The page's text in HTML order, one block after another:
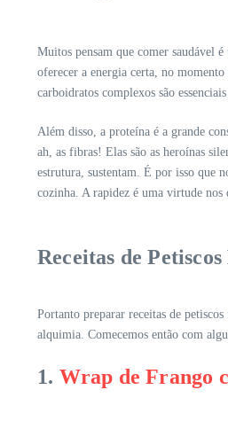
Muitos pensam que comer saudável
oferecer a energia certa, no
carboidratos complexos são
Além disso, a proteína é a grande
ah, as fibras! Elas são as heroínas
estrutura, sustentam. É por isso que
cozinha. A rapidez é uma virtude nos
Receitas de
Portanto preparar receitas de
alquimia. Comecemos então com
1. Wrap de Frango